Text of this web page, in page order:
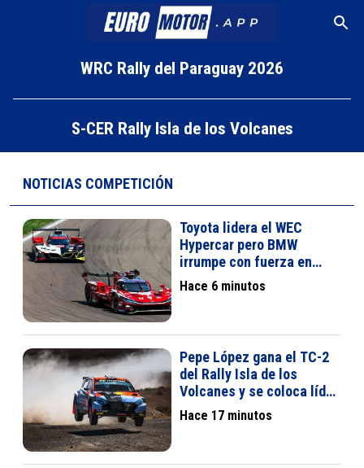
WRC Rally del Paraguay 2026
S-CER Rally Isla de los Volcanes
NOTICIAS COMPETICIÓN
Toyota lidera el WEC
Hypercar pero BMW
irrumpe con fuerza en
2026
Hace 6 minutos
Pepe López gana el TC-2
del Rally Isla de los
Volcanes y se coloca líder
del S-CER
Hace 17 minutos